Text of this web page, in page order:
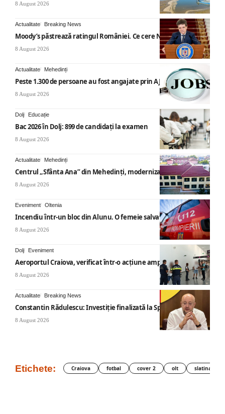
8 August 2026
Actualitate Breaking News
Moody’s păstrează ratingul României. Ce cere Nicușor Dan
8 August 2026
Actualitate Mehedinți
Peste 1.300 de persoane au fost angajate prin AJOFM Mehedinți
8 August 2026
Dolj Educație
Bac 2026 în Dolj: 899 de candidați la examen
8 August 2026
Actualitate Mehedinți
Centrul „Sfânta Ana” din Mehedinți, modernizat
8 August 2026
Eveniment Oltenia
Incendiu într-un bloc din Alunu. O femeie salvată
8 August 2026
Dolj Eveniment
Aeroportul Craiova, verificat într-o acțiune amplă
8 August 2026
Actualitate Breaking News
Constantin Rădulescu: Investiție finalizată la Spitalul Mihăești
8 August 2026
Etichete: Craiova fotbal cover 2 olt slatina